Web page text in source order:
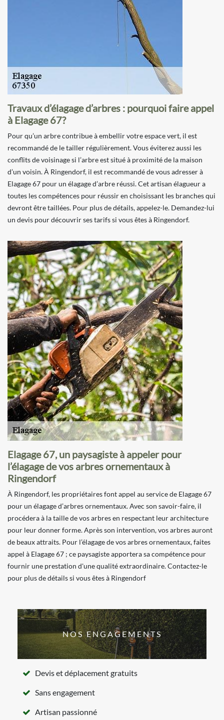
Travaux d’élagage d’arbres : pourquoi faire appel
à Elagage 67?
Pour qu’un arbre contribue à embellir votre espace vert, il est
recommandé de le tailler régulièrement. Vous éviterez aussi les
conflits de voisinage si l’arbre est situé à proximité de la maison
d’un voisin. À Ringendorf, il est recommandé de vous adresser à
Elagage 67 pour un élagage d’arbre réussi. Cet artisan élagueur a
toutes les compétences pour réussir en choisissant les branches qui
devront être taillées. Pour plus de détails, appelez-le. Demandez-lui
un devis pour découvrir ses tarifs si vous êtes à Ringendorf.
Elagage 67, un paysagiste à appeler pour
l’élagage de vos arbres ornementaux à
Ringendorf
À Ringendorf, les propriétaires font appel au service de Elagage 67
pour un élagage d’arbres ornementaux. Avec son savoir-faire, il
procédera à la taille de vos arbres en respectant leur architecture
pour leur donner forme. Après son intervention, vos arbres auront
de beaux attraits. Pour l’élagage de vos arbres ornementaux, faites
appel à Elagage 67 ; ce paysagiste apportera sa compétence pour
fournir une prestation d'une qualité extraordinaire. Contactez-le
pour plus de détails si vous êtes à Ringendorf
NOS ENGAGEMENTS
Devis et déplacement gratuits
Sans engagement
Artisan passionné